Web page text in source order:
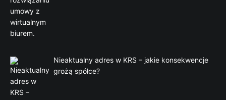
Nieaktualny adres w KRS – jakie konsekwencje
grożą spółce?